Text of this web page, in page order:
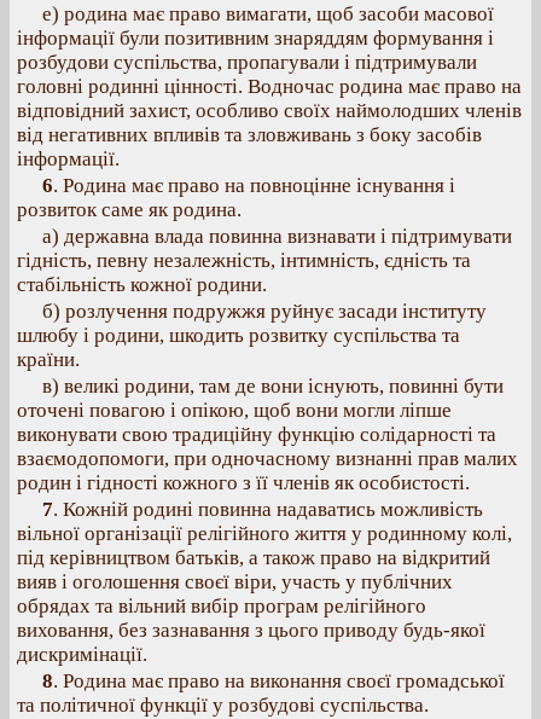
е) родина має право вимагати, щоб засоби масової
інформації були позитивним знаряддям формування і
розбудови суспільства, пропагували і підтримували
головні родинні цінності. Водночас родина має право на
відповідний захист, особливо своїх наймолодших членів
від негативних впливів та зловживань з боку засобів
інформації.
6. Родина має право на повноцінне існування і
розвиток саме як родина.
а) державна влада повинна визнавати і підтримувати
гідність, певну незалежність, інтимність, єдність та
стабільність кожної родини.
б) розлучення подружжя руйнує засади інституту
шлюбу і родини, шкодить розвитку суспільства та
країни.
в) великі родини, там де вони існують, повинні бути
оточені повагою і опікою, щоб вони могли ліпше
виконувати свою традиційну функцію солідарності та
взаємодопомоги, при одночасному визнанні прав малих
родин і гідності кожного з її членів як особистості.
7. Кожній родині повинна надаватись можливість
вільної організації релігійного життя у родинному колі,
під керівництвом батьків, а також право на відкритий
вияв і оголошення своєї віри, участь у публічних
обрядах та вільний вибір програм релігійного
виховання, без зазнавання з цього приводу будь-якої
дискримінації.
8. Родина має право на виконання своєї громадської
та політичної функції у розбудові суспільства.